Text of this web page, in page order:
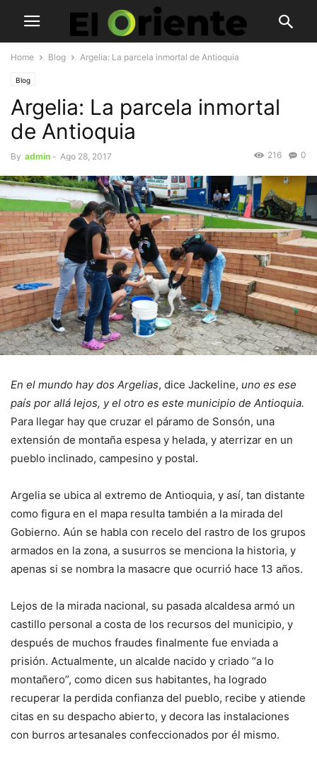
Home Blog Argelia: La parcela inmortal de Antioquia
Blog
Argelia: La parcela inmortal
de Antioquia
By admin - Ago 28, 2017 0
216
En el mundo hay dos Argelias, dice Jackeline, uno es ese
país por allá lejos, y el otro es este municipio de Antioquia.
Para llegar hay que cruzar el páramo de Sonsón, una
extensión de montaña espesa y helada, y aterrizar en un
pueblo inclinado, campesino y postal.
Argelia se ubica al extremo de Antioquia, y así, tan distante
como figura en el mapa resulta también a la mirada del
Gobierno. Aún se habla con recelo del rastro de los grupos
armados en la zona, a susurros se menciona la historia, y
apenas si se nombra la masacre que ocurrió hace 13 años.
Lejos de la mirada nacional, su pasada alcaldesa armó un
castillo personal a costa de los recursos del municipio, y
después de muchos fraudes finalmente fue enviada a
prisión. Actualmente, un alcalde nacido y criado “a lo
montañero”, como dicen sus habitantes, ha logrado
recuperar la perdida confianza del pueblo, recibe y atiende
citas en su despacho abierto, y decora las instalaciones
con burros artesanales confeccionados por él mismo.